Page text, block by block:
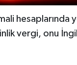
vergi, onu